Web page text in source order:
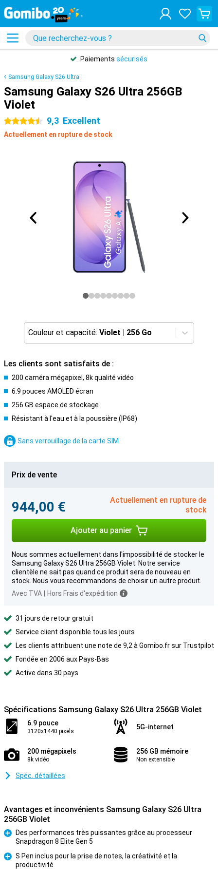
Paiements sécurisés
Samsung Galaxy S26 Ultra
Samsung Galaxy S26 Ultra 256GB
Violet
4.5 étoiles 9,3 Excellent
Actuellement en rupture de stock
Couleur et capacité: Violet | 256 Go
Les clients sont satisfaits de :
200 caméra mégapixel, 8k qualité vidéo
6.9 pouces AMOLED écran
256 GB espace de stockage
Résistant à l'eau et à la poussière (IP68)
Sans verrouillage de la carte SIM
Prix de vente
944,00 €
Actuellement en rupture de
stock
Ajouter au panier
Nous sommes actuellement dans l'impossibilité de stocker le
Samsung Galaxy S26 Ultra 256GB Violet. Notre service
clientèle ne sait pas quand ce produit sera de nouveau en
stock. Nous vous recommandons de choisir un autre produit.
Avec TVA
Hors Frais d'expédition
31 jours de retour gratuit
Service client disponible tous les jours
Les clients attribuent une note de 9,2 à Gomibo.fr sur Trustpilot
Fondée en 2006 aux Pays-Bas
Active dans 30 pays
Spécifications Samsung Galaxy S26 Ultra 256GB Violet
6.9 pouce
3120x1440 pixels
5G-internet
200 mégapixels
8k vidéo
256 GB mémoire
Non extensible
Spéc. détaillées
Avantages et inconvénients Samsung Galaxy S26 Ultra
256GB Violet
Pour
Des performances très puissantes grâce au processeur
Snapdragon 8 Elite Gen 5
Pour
S Pen inclus pour la prise de notes, la créativité et la
productivité